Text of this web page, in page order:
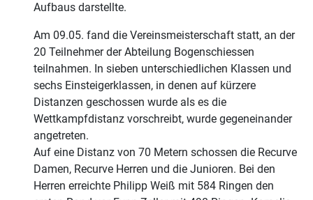
Aufbaus darstellte.
Am 09.05. fand die Vereinsmeisterschaft statt, an der
20 Teilnehmer der Abteilung Bogenschiessen
teilnahmen. In sieben unterschiedlichen Klassen und
sechs Einsteigerklassen, in denen auf kürzere
Distanzen geschossen wurde als es die
Wettkampfdistanz vorschreibt, wurde gegeneinander
angetreten.
Auf eine Distanz von 70 Metern schossen die Recurve
Damen, Recurve Herren und die Junioren. Bei den
Herren erreichte Philipp Weiß mit 584 Ringen den